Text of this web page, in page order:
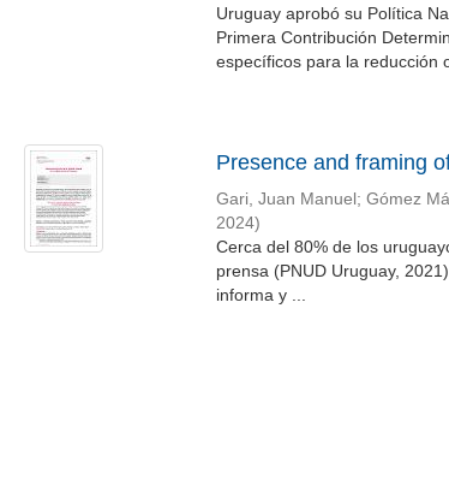
Uruguay aprobó su Política
Primera Contribución
específicos para la reducción
Presence and framing
Gari, Juan Manuel ; Gómez
2024)
Cerca del 80% de los
prensa (PNUD Uruguay,
informa y ...